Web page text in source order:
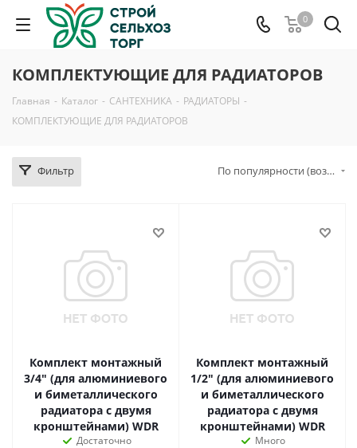
0
КОМПЛЕКТУЮЩИЕ ДЛЯ РАДИАТОРОВ
Главная - Каталог - САНТЕХНИКА - РАДИАТОРЫ -
КОМПЛЕКТУЮЩИЕ ДЛЯ РАДИАТОРОВ
Фильтр По популярности (возрастание)
Комплект монтажный
3/4" (для алюминиевого
и биметаллического
радиатора с двумя
кронштейнами) WDR
Достаточно
Комплект монтажный
1/2" (для алюминиевого
и биметаллического
радиатора с двумя
кронштейнами) WDR
Много